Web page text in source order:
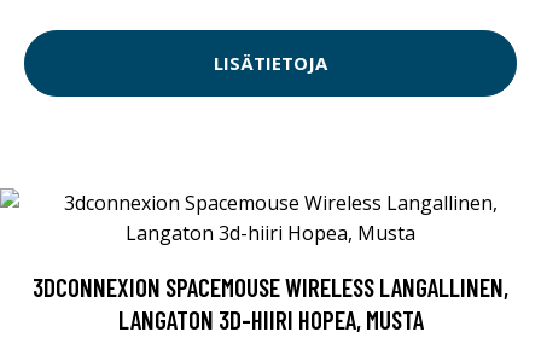
LISÄTIETOJA
3DCONNEXION SPACEMOUSE WIRELESS LANGALLINEN,
LANGATON 3D-HIIRI HOPEA, MUSTA